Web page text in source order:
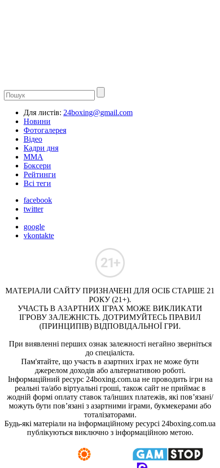
Для листів: 24boxing@gmail.com
Новини
Фотогалерея
Відео
Кадри дня
ММА
Боксери
Рейтинги
Всі теги
facebook
twitter
google
vkontakte
МАТЕРІАЛИ САЙТУ ПРИЗНАЧЕНІ ДЛЯ ОСІБ СТАРШЕ 21
РОКУ (21+).
УЧАСТЬ В АЗАРТНИХ ІГРАХ МОЖЕ ВИКЛИКАТИ
ІГРОВУ ЗАЛЕЖНІСТЬ. ДОТРИМУЙТЕСЬ ПРАВИЛ
(ПРИНЦИПІВ) ВІДПОВІДАЛЬНОЇ ГРИ.
При виявленні перших ознак залежності негайно зверніться
до спеціаліста.
Пам'ятайте, що участь в азартних іграх не може бути
джерелом доходів або альтернативою роботі.
Інформаційний ресурс 24boxing.com.ua не проводить ігри на
реальні та/або віртуальні гроші, також сайт не приймає в
жодній формі оплату ставок та/інших платежів, які пов’язані/
можуть бути пов’язані з азартними іграми, букмекерами або
тоталізаторами.
Будь-які матеріали на інформаційному ресурсі 24boxing.com.ua
публікуються виключно з інформаційною метою.